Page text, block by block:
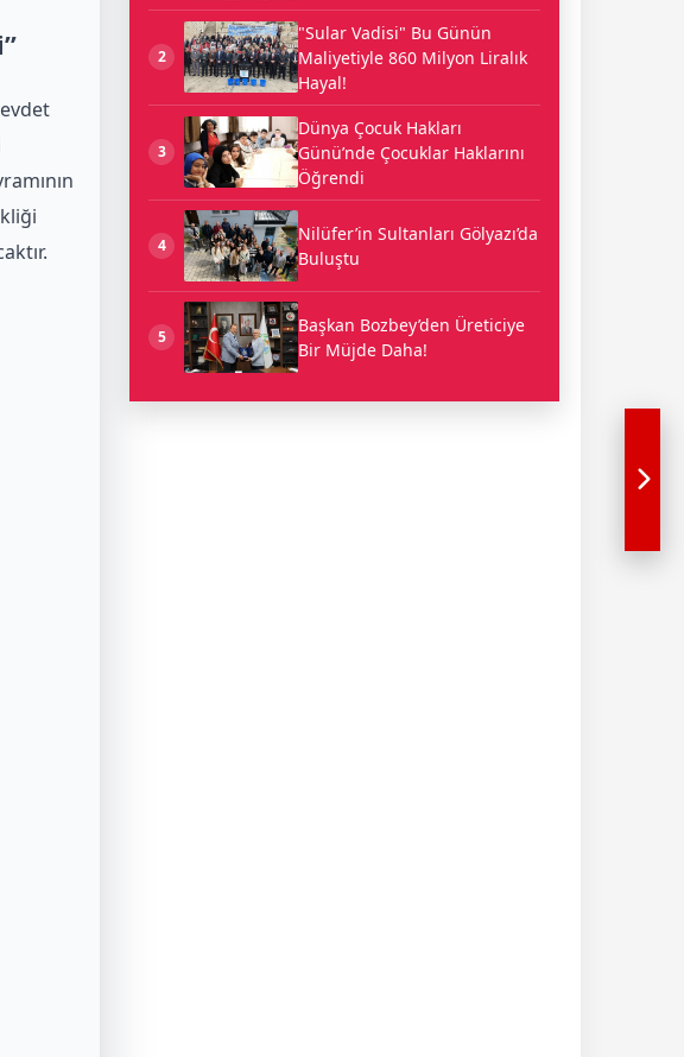
2
"Sular Vadisi" Bu Günün
Maliyetiyle 860 Milyon Liralık
Hayal!
3
Dünya Çocuk Hakları
Günü’nde Çocuklar Haklarını
Öğrendi
4
Nilüfer’in Sultanları Gölyazı’da
Buluştu
5
Başkan Bozbey’den Üreticiye
Bir Müjde Daha!